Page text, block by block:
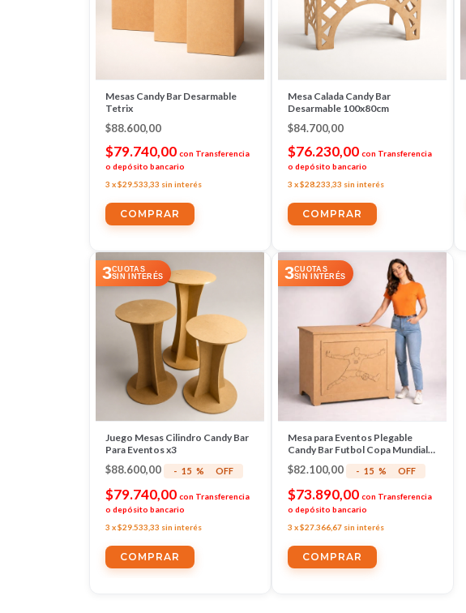
Mesas Candy Bar Desarmable
Tetrix
$88.600,00
$79.740,00 con Transferencia
o depósito bancario
3 x$29.533,33 sin interés
Mesa Calada Candy Bar
Desarmable 100x80cm
$84.700,00
$76.230,00 con Transferencia
o depósito bancario
3 x$28.233,33 sin interés
3CUOTAS
SIN INTERÉS
Juego Mesas Cilindro Candy Bar
Para Eventos x3
$88.600,00 - 15 % OFF
$79.740,00 con Transferencia
o depósito bancario
3 x$29.533,33 sin interés
COMPRAR
3CUOTAS
SIN INTERÉS
Mesa para Eventos Plegable
Candy Bar Futbol Copa Mundial
Snack Bar
$82.100,00 - 15 % OFF
$73.890,00 con Transferencia
o depósito bancario
3 x$27.366,67 sin interés